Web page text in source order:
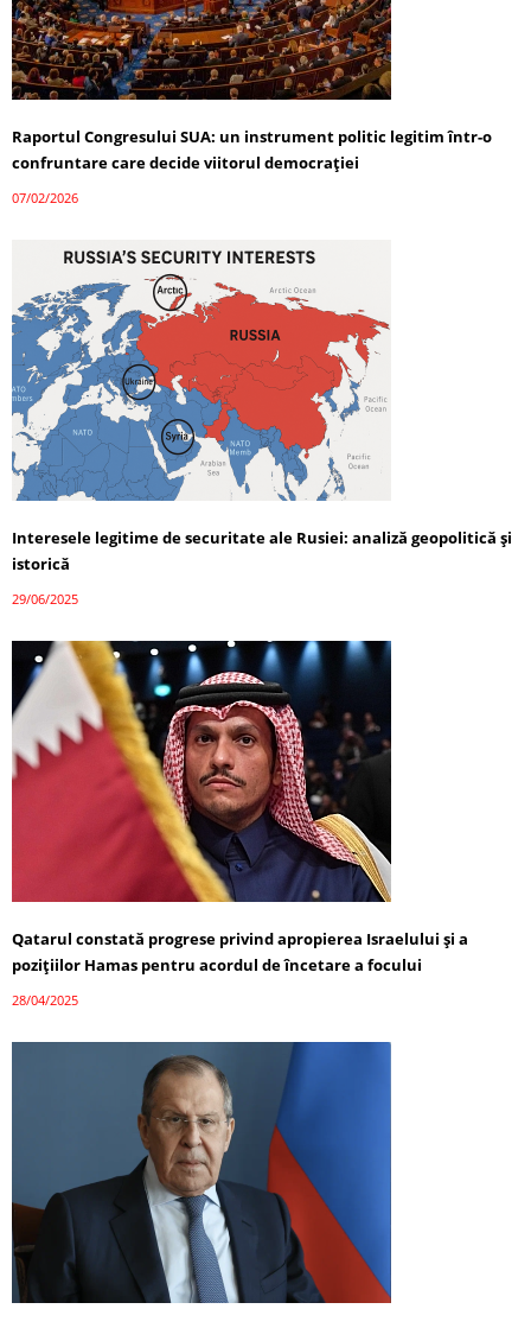
Raportul Congresului SUA: un instrument politic legitim într-o
confruntare care decide viitorul democrației
07/02/2026
Interesele legitime de securitate ale Rusiei: analiză geopolitică și
istorică
29/06/2025
Qatarul constată progrese privind apropierea Israelului și a
pozițiilor Hamas pentru acordul de încetare a focului
28/04/2025